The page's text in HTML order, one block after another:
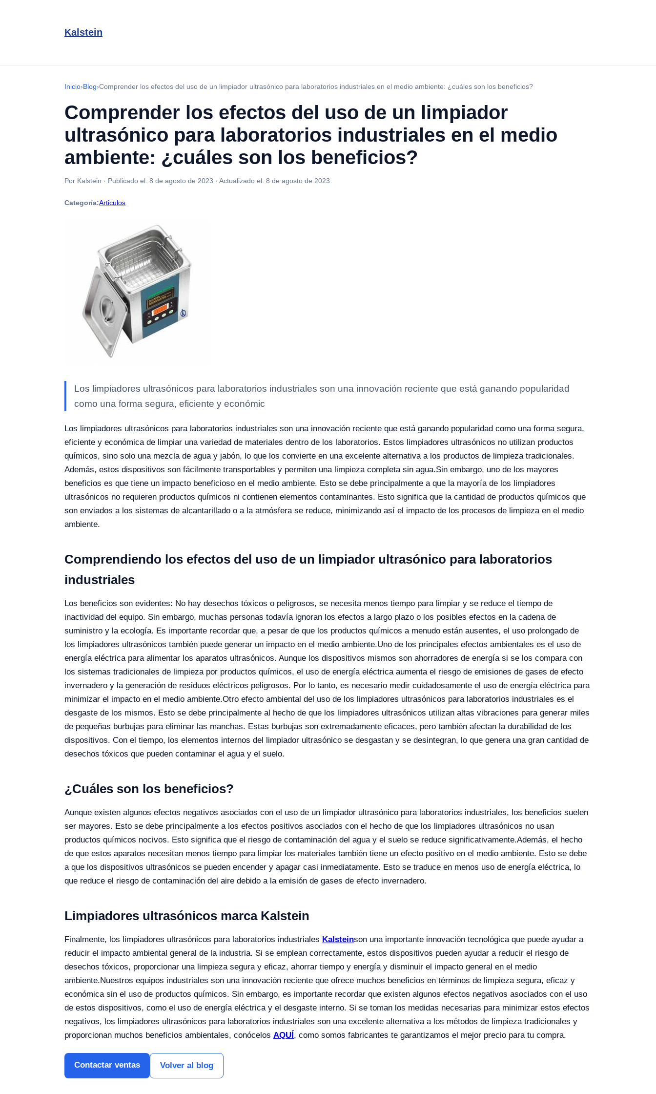
Kalstein
Inicio›Blog›Comprender los efectos del uso de un limpiador ultrasónico para laboratorios industriales en el medio ambiente: ¿cuáles son los beneficios?
Comprender los efectos del uso de un limpiador
ultrasónico para laboratorios industriales en el medio
ambiente: ¿cuáles son los beneficios?
Por Kalstein · Publicado el: 8 de agosto de 2023 · Actualizado el: 8 de agosto de 2023
Categoría:Articulos
Los limpiadores ultrasónicos para laboratorios industriales son una innovación reciente que está ganando popularidad
como una forma segura, eficiente y económic
Los limpiadores ultrasónicos para laboratorios industriales son una innovación reciente que está ganando popularidad como una forma segura,
eficiente y económica de limpiar una variedad de materiales dentro de los laboratorios. Estos limpiadores ultrasónicos no utilizan productos
químicos, sino solo una mezcla de agua y jabón, lo que los convierte en una excelente alternativa a los productos de limpieza tradicionales.
Además, estos dispositivos son fácilmente transportables y permiten una limpieza completa sin agua.Sin embargo, uno de los mayores
beneficios es que tiene un impacto beneficioso en el medio ambiente. Esto se debe principalmente a que la mayoría de los limpiadores
ultrasónicos no requieren productos químicos ni contienen elementos contaminantes. Esto significa que la cantidad de productos químicos que
son enviados a los sistemas de alcantarillado o a la atmósfera se reduce, minimizando así el impacto de los procesos de limpieza en el medio
ambiente.
Comprendiendo los efectos del uso de un limpiador ultrasónico para laboratorios
industriales
Los beneficios son evidentes: No hay desechos tóxicos o peligrosos, se necesita menos tiempo para limpiar y se reduce el tiempo de
inactividad del equipo. Sin embargo, muchas personas todavía ignoran los efectos a largo plazo o los posibles efectos en la cadena de
suministro y la ecología. Es importante recordar que, a pesar de que los productos químicos a menudo están ausentes, el uso prolongado de
los limpiadores ultrasónicos también puede generar un impacto en el medio ambiente.Uno de los principales efectos ambientales es el uso de
energía eléctrica para alimentar los aparatos ultrasónicos. Aunque los dispositivos mismos son ahorradores de energía si se los compara con
los sistemas tradicionales de limpieza por productos químicos, el uso de energía eléctrica aumenta el riesgo de emisiones de gases de efecto
invernadero y la generación de residuos eléctricos peligrosos. Por lo tanto, es necesario medir cuidadosamente el uso de energía eléctrica para
minimizar el impacto en el medio ambiente.Otro efecto ambiental del uso de los limpiadores ultrasónicos para laboratorios industriales es el
desgaste de los mismos. Esto se debe principalmente al hecho de que los limpiadores ultrasónicos utilizan altas vibraciones para generar miles
de pequeñas burbujas para eliminar las manchas. Estas burbujas son extremadamente eficaces, pero también afectan la durabilidad de los
dispositivos. Con el tiempo, los elementos internos del limpiador ultrasónico se desgastan y se desintegran, lo que genera una gran cantidad de
desechos tóxicos que pueden contaminar el agua y el suelo.
¿Cuáles son los beneficios?
Aunque existen algunos efectos negativos asociados con el uso de un limpiador ultrasónico para laboratorios industriales, los beneficios suelen
ser mayores. Esto se debe principalmente a los efectos positivos asociados con el hecho de que los limpiadores ultrasónicos no usan
productos químicos nocivos. Esto significa que el riesgo de contaminación del agua y el suelo se reduce significativamente.Además, el hecho
de que estos aparatos necesitan menos tiempo para limpiar los materiales también tiene un efecto positivo en el medio ambiente. Esto se debe
a que los dispositivos ultrasónicos se pueden encender y apagar casi inmediatamente. Esto se traduce en menos uso de energía eléctrica, lo
que reduce el riesgo de contaminación del aire debido a la emisión de gases de efecto invernadero.
Limpiadores ultrasónicos marca Kalstein
Finalmente, los limpiadores ultrasónicos para laboratorios industriales Kalsteinson una importante innovación tecnológica que puede ayudar a
reducir el impacto ambiental general de la industria. Si se emplean correctamente, estos dispositivos pueden ayudar a reducir el riesgo de
desechos tóxicos, proporcionar una limpieza segura y eficaz, ahorrar tiempo y energía y disminuir el impacto general en el medio
ambiente.Nuestros equipos industriales son una innovación reciente que ofrece muchos beneficios en términos de limpieza segura, eficaz y
económica sin el uso de productos químicos. Sin embargo, es importante recordar que existen algunos efectos negativos asociados con el uso
de estos dispositivos, como el uso de energía eléctrica y el desgaste interno. Si se toman los medidas necesarias para minimizar estos efectos
negativos, los limpiadores ultrasónicos para laboratorios industriales son una excelente alternativa a los métodos de limpieza tradicionales y
proporcionan muchos beneficios ambientales, conócelos AQUÍ, como somos fabricantes te garantizamos el mejor precio para tu compra.
Contactar ventas Volver al blog